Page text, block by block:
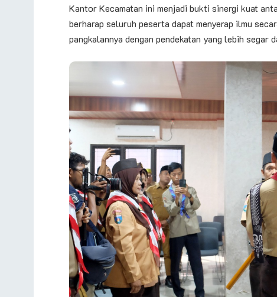
Kantor Kecamatan ini menjadi bukti sinergi kuat
berharap seluruh peserta dapat menyerap ilmu
pangkalannya dengan pendekatan yang lebih segar